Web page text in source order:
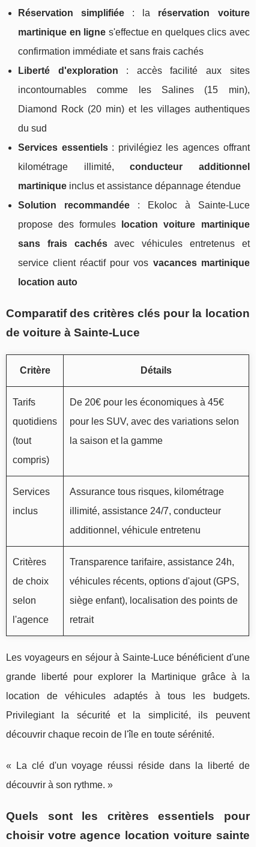
Réservation simplifiée : la réservation voiture
martinique en ligne s'effectue en quelques clics avec
confirmation immédiate et sans frais cachés
Liberté d'exploration : accès facilité aux sites
incontournables comme les Salines (15 min),
Diamond Rock (20 min) et les villages authentiques
du sud
Services essentiels: privilégiez les agences offrant
kilométrage illimité,conducteur additionnel
martinique inclus et assistance dépannage étendue
Solution recommandée: Ekoloc à Sainte-Luce
propose des formules
location voiture martinique
sans frais cachésavec véhicules entretenus et
service client réactif pour vos vacances martinique
location auto
Comparatif des critères clés pour la location
de voiture à Sainte-Luce
Critère Détails
Tarifs
quotidiens
(tout
compris)
De 20€ pour les économiques à 45€
pour les SUV, avec des variations selon
la saison et la gamme
Services
inclus
Assurance tous risques, kilométrage
illimité, assistance 24/7, conducteur
additionnel, véhicule entretenu
Critères
de choix
selon
l'agence
Transparence tarifaire, assistance 24h,
véhicules récents, options d'ajout (GPS,
siège enfant), localisation des points de
retrait
Les voyageurs en séjour à Sainte-Luce bénéficient d'une
grande liberté pour explorer la Martinique grâce à la
location de véhicules adaptés à tous les budgets.
Privilegiant la sécurité et la simplicité, ils peuvent
découvrir chaque recoin de l'île en toute sérénité.
« La clé d'un voyage réussi réside dans la liberté de
découvrir à son rythme. »
Quels sont les critères essentiels pour
choisir votre agence location voiture sainte